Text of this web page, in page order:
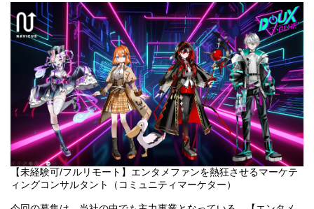
【未経験可/フルリモート】エンタメファンを熱狂させるマーケテ
ィングコンサルタント（コミュニティマーケター）